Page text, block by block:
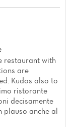
restaurant with
are
Kudos also to
ristorante
decisamente
plauso anche al